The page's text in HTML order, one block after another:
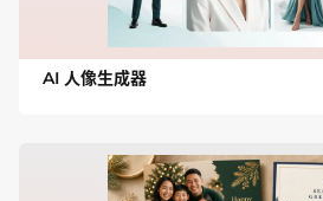
AI 人像生成器